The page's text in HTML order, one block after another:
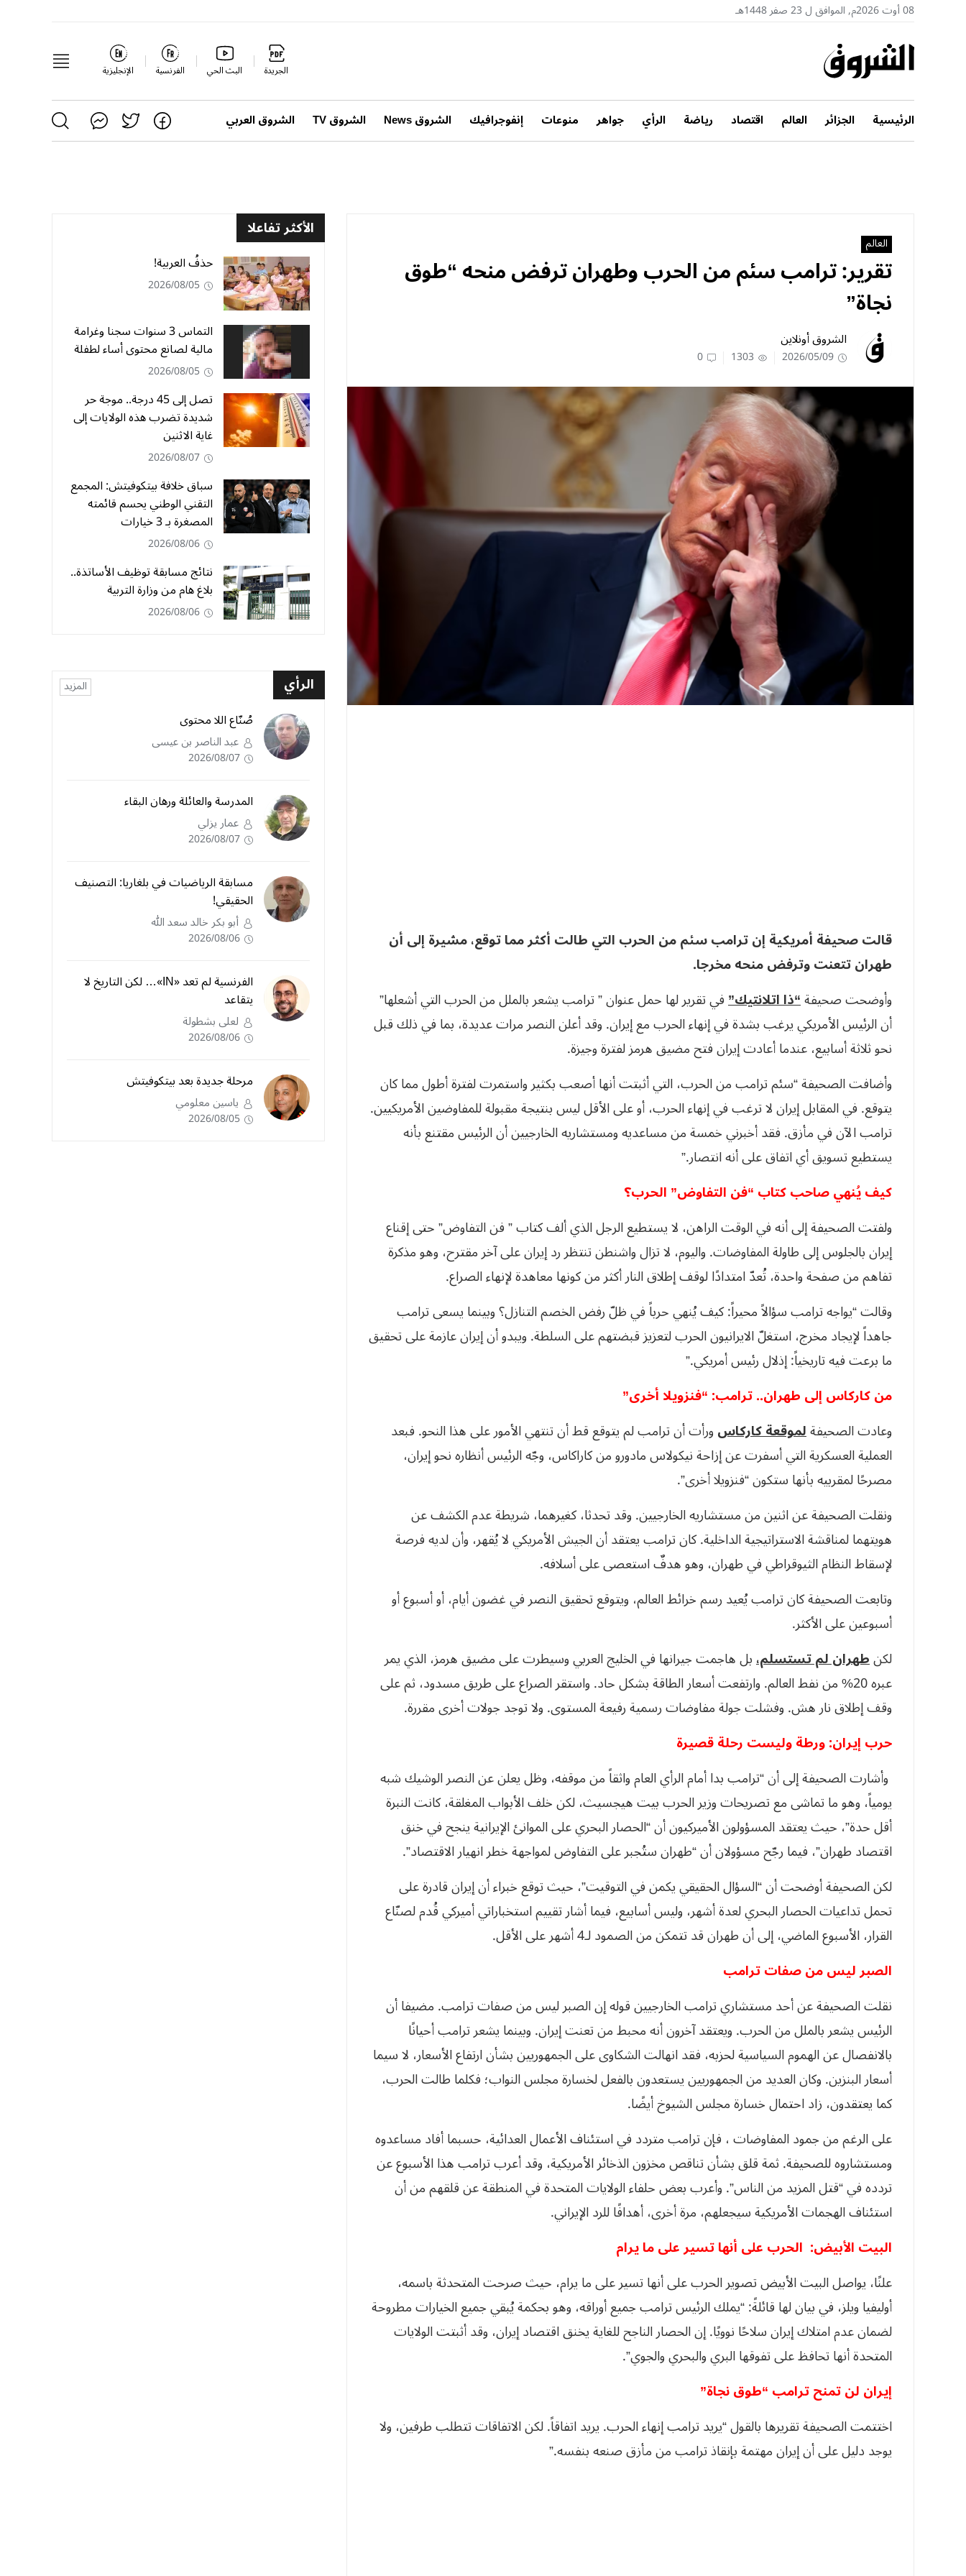
08 أوت 2026م, الموافق ل 23 صفر 1448هـ
الجريدة البث الحي الفرنسية الإنجليزية
الرئيسية الجزائر العالم اقتصاد رياضة الرأي جواهر منوعات إنفوجرافيك الشروق News الشروق TV الشروق العربي
العالم
تقرير: ترامب سئم من الحرب وطهران ترفض منحه “طوق
نجاة”
الشروق أونلاين
2026/05/09
1303
0
قالت صحيفة أمريكية إن ترامب سئم من الحرب التي طالت أكثر مما توقع، مشيرة إلى أن
طهران تتعنت وترفض منحه مخرجا.
وأوضحت صحيفة“ذا اتلانتيك”في تقرير لها حمل عنوان ” ترامب يشعر بالملل من الحرب التي أشعلها”
أن الرئيس الأمريكي يرغب بشدة في إنهاء الحرب مع إيران. وقد أعلن النصر مرات عديدة، بما في ذلك قبل
نحو ثلاثة أسابيع، عندما أعادت إيران فتح مضيق هرمز لفترة وجيزة.
وأضافت الصحيفة “سئم ترامب من الحرب، التي أثبتت أنها أصعب بكثير واستمرت لفترة أطول مما كان
يتوقع. في المقابل إيران لا ترغب في إنهاء الحرب، أو على الأقل ليس بنتيجة مقبولة للمفاوضين الأمريكيين.
ترامب الآن في مأزق. فقد أخبرني خمسة من مساعديه ومستشاريه الخارجيين أن الرئيس مقتنع بأنه
يستطيع تسويق أي اتفاق على أنه انتصار.”
كيف يُنهي صاحب كتاب “فن التفاوض” الحرب؟
ولفتت الصحيفة إلى أنه في الوقت الراهن، لا يستطيع الرجل الذي ألف كتاب ” فن التفاوض” حتى إقناع
إيران بالجلوس إلى طاولة المفاوضات. واليوم، لا تزال واشنطن تنتظر رد إيران على آخر مقترح، وهو مذكرة
تفاهم من صفحة واحدة، تُعدّ امتدادًا لوقف إطلاق النار أكثر من كونها معاهدة لإنهاء الصراع.
وقالت “يواجه ترامب سؤالاً محيراً: كيف يُنهي حرباً في ظلّ رفض الخصم التنازل؟ وبينما يسعى ترامب
جاهداً لإيجاد مخرج، استغلّ الايرانيون الحرب لتعزيز قبضتهم على السلطة. ويبدو أن إيران عازمة على تحقيق
ما برعت فيه تاريخياً: إذلال رئيس أمريكي.”
من كاركاس إلى طهران.. ترامب: “فنزويلا أخرى”
وعادت الصحيفةلموقعة كاركاسورأت أن ترامب لم يتوقع قط أن تنتهي الأمور على هذا النحو. فبعد
العملية العسكرية التي أسفرت عن إزاحة نيكولاس مادورو من كاراكاس، وجّه الرئيس أنظاره نحو إيران،
مصرحًا لمقربيه بأنها ستكون “فنزويلا أخرى”.
ونقلت الصحيفة عن اثنين من مستشاريه الخارجيين. وقد تحدثا، كغيرهما، شريطة عدم الكشف عن
هويتهما لمناقشة الاستراتيجية الداخلية. كان ترامب يعتقد أن الجيش الأمريكي لا يُقهر، وأن لديه فرصة
لإسقاط النظام الثيوقراطي في طهران، وهو هدفٌ استعصى على أسلافه.
وتابعت الصحيفة كان ترامب يُعيد رسم خرائط العالم، ويتوقع تحقيق النصر في غضون أيام، أو أسبوع أو
أسبوعين على الأكثر.
لكنطهران لم تستسلم،بل هاجمت جيرانها في الخليج العربي وسيطرت على مضيق هرمز، الذي يمر
عبره 20% من نفط العالم. وارتفعت أسعار الطاقة بشكل حاد. واستقر الصراع على طريق مسدود، ثم على
وقف إطلاق نار هش. وفشلت جولة مفاوضات رسمية رفيعة المستوى. ولا توجد جولات أخرى مقررة.
حرب إيران: ورطة وليست رحلة قصيرة
وأشارت الصحيفة إلى أن “ترامب بدا أمام الرأي العام واثقاً من موقفه، وظل يعلن عن النصر الوشيك شبه
يومياً، وهو ما تماشى مع تصريحات وزير الحرب بيت هيجسيث، لكن خلف الأبواب المغلقة، كانت النبرة
أقل حدة”، حيث يعتقد المسؤولون الأميركيون أن “الحصار البحري على الموانئ الإيرانية ينجح في خنق
اقتصاد طهران”، فيما رجّح مسؤولان أن “طهران ستُجبر على التفاوض لمواجهة خطر انهيار الاقتصاد”.
لكن الصحيفة أوضحت أن “السؤال الحقيقي يكمن في التوقيت”، حيث توقع خبراء أن إيران قادرة على
تحمل تداعيات الحصار البحري لعدة أشهر، وليس أسابيع، فيما أشار تقييم استخباراتي أميركي قُدم لصنّاع
القرار، الأسبوع الماضي، إلى أن طهران قد تتمكن من الصمود لـ4 أشهر على الأقل.
الصبر ليس من صفات ترامب
نقلت الصحيفة عن أحد مستشاري ترامب الخارجيين قوله إن الصبر ليس من صفات ترامب. مضيفا أن
الرئيس يشعر بالملل من الحرب. ويعتقد آخرون أنه محبط من تعنت إيران. وبينما يشعر ترامب أحيانًا
بالانفصال عن الهموم السياسية لحزبه، فقد انهالت الشكاوى على الجمهوريين بشأن ارتفاع الأسعار، لا سيما
أسعار البنزين. وكان العديد من الجمهوريين يستعدون بالفعل لخسارة مجلس النواب؛ فكلما طالت الحرب،
كما يعتقدون، زاد احتمال خسارة مجلس الشيوخ أيضًا.
على الرغم من جمود المفاوضات ، فإن ترامب متردد في استئناف الأعمال العدائية، حسبما أفاد مساعدوه
ومستشاروه للصحيفة. ثمة قلق بشأن تناقص مخزون الذخائر الأمريكية، وقد أعرب ترامب هذا الأسبوع عن
تردده في “قتل المزيد من الناس”. وأعرب بعض حلفاء الولايات المتحدة في المنطقة عن قلقهم من أن
استئناف الهجمات الأمريكية سيجعلهم، مرة أخرى، أهدافًا للرد الإيراني.
البيت الأبيض: الحرب على أنها تسير على ما يرام
علنًا، يواصل البيت الأبيض تصوير الحرب على أنها تسير على ما يرام، حيث صرحت المتحدثة باسمه،
أوليفيا ويلز، في بيان لها قائلةً: “يملك الرئيس ترامب جميع أوراقه، وهو بحكمة يُبقي جميع الخيارات مطروحة
لضمان عدم امتلاك إيران سلاحًا نوويًا. إن الحصار الناجح للغاية يخنق اقتصاد إيران، وقد أثبتت الولايات
المتحدة أنها تحافظ على تفوقها البري والبحري والجوي”.
إيران لن تمنح ترامب “طوق نجاة”
اختتمت الصحيفة تقريرها بالقول “يريد ترامب إنهاء الحرب. يريد اتفاقاً. لكن الاتفاقات تتطلب طرفين، ولا
يوجد دليل على أن إيران مهتمة بإنقاذ ترامب من مأزق صنعه بنفسه.”
الأكثر تفاعلا
حذفُ العربية!
2026/08/05
التماس 3 سنوات سجنا وغرامة
مالية لصانع محتوى أساء لطفلة
2026/08/05
تصل إلى 45 درجة.. موجة حر
شديدة تضرب هذه الولايات إلى
غاية الاثنين
2026/08/07
سباق خلافة بيتكوفيتش: المجمع
التقني الوطني يحسم قائمته
المصغرة بـ 3 خيارات
2026/08/06
نتائج مسابقة توظيف الأساتذة..
بلاغ هام من وزارة التربية
2026/08/06
الرأي المزيد
صُنّاع اللا محتوى
عبد الناصر بن عيسى
2026/08/07
المدرسة والعائلة ورهان البقاء
عمار يزلي
2026/08/07
مسابقة الرياضيات في بلغاريا: التصنيف
الحقيقي!
أبو بكر خالد سعد الله
2026/08/06
الفرنسية لم تعد «IN»… لكن التاريخ لا
يتقاعد
لعلى بشطولة
2026/08/06
مرحلة جديدة بعد بيتكوفيتش
ياسين معلومي
2026/08/05